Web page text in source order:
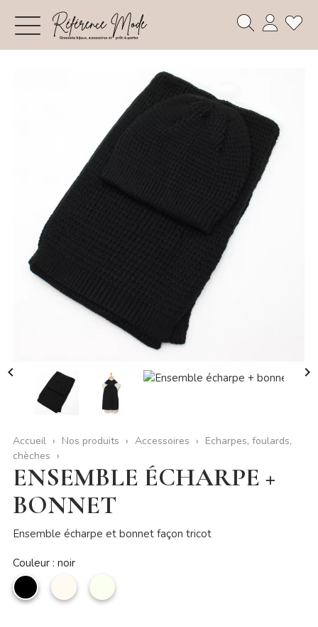
 
Accueil Nos produits Accessoires
Echarpes, foulards,
chèches
ENSEMBLE ÉCHARPE +
BONNET
Ensemble écharpe et bonnet façon tricot
Couleur : noir
noir Beige écru